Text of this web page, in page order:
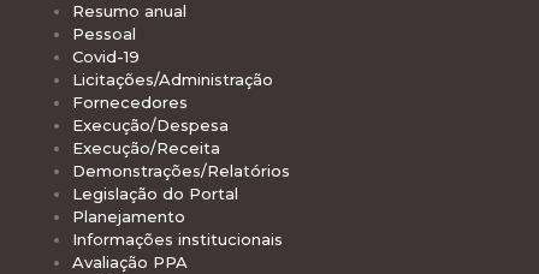
Resumo anual
Pessoal
Covid-19
Licitações/Administração
Fornecedores
Execução/Despesa
Execução/Receita
Demonstrações/Relatórios
Legislação do Portal
Planejamento
Informações institucionais
Avaliação PPA